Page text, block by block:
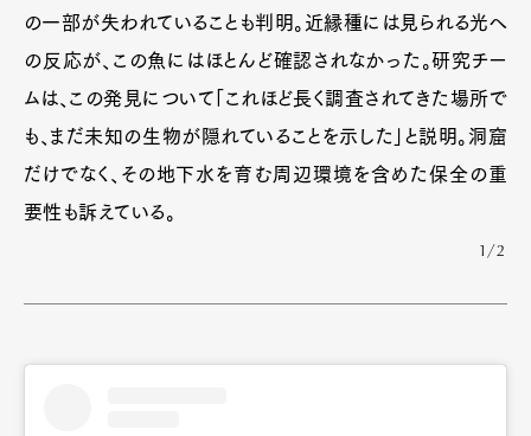
の一部が失われていることも判明。近縁種には見られる光へ
の反応が、この魚にはほとんど確認されなかった。研究チー
ムは、この発見について「これほど長く調査されてきた場所で
も、まだ未知の生物が隠れていることを示した」と説明。洞窟
だけでなく、その地下水を育む周辺環境を含めた保全の重
要性も訴えている。
1/2